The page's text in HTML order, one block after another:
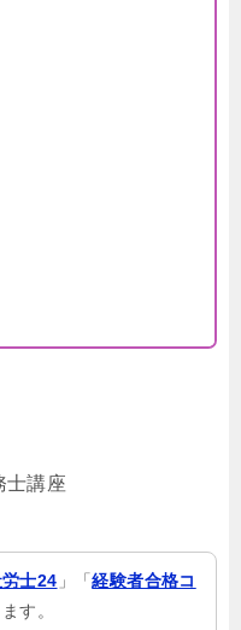
士講座
士24 」「経験者合格コ
す。